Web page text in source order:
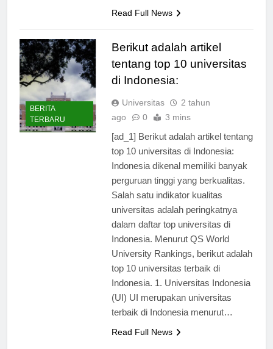
BERITA
TERBARU
Berikut adalah artikel
tentang top 10 universitas
Universitas
2 tahun
[ad_1] Berikut adalah artikel tentang
top 10 universitas di Indonesia:
Indonesia dikenal memiliki banyak
perguruan tinggi yang berkualitas.
Salah satu indikator kualitas
universitas adalah peringkatnya
dalam daftar top universitas di
Indonesia. Menurut QS World
University Rankings, berikut adalah
top 10 universitas terbaik di
Indonesia. 1. Universitas Indonesia
(UI) UI merupakan universitas